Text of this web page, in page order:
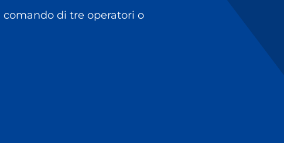
di tre operatori o